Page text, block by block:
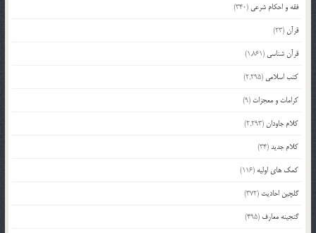
فقه و احکام شرعی (340)
قرآن(23)
قرآن شناسی (1,861)
کتب اسلامی (2,295)
کرامات و معجزات (9)
کلام جاودان(2,293)
کلام جدید(34)
کمک های اولیه (116)
گلچین احادیث (372)
گنجینه معارف (495)